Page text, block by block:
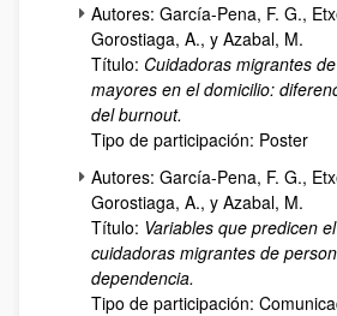
Autores: García-Pena, F. G.,
Gorostiaga, A., y Azabal, M.
Título: Cuidadoras migrantes
mayores en el domicilio:
del burnout.
Tipo de participación: Poster
Autores: García-Pena, F. G.,
Gorostiaga, A., y Azabal, M.
Título: Variables que predicen
cuidadoras migrantes de
dependencia.
Tipo de participación: